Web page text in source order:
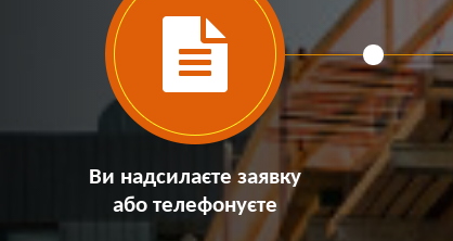
Ви надсилаєте заявку
або телефонуєте